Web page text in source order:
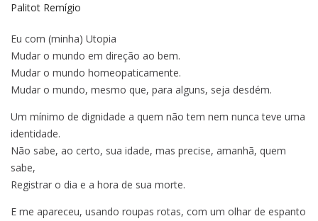
Palitot Remígio
Eu com (minha) Utopia
Mudar o mundo em direção ao bem.
Mudar o mundo homeopaticamente.
Mudar o mundo, mesmo que, para alguns, seja desdém.
Um mínimo de dignidade a quem não tem nem nunca teve uma
identidade.
Não sabe, ao certo, sua idade, mas precise, amanhã, quem
sabe,
Registrar o dia e a hora de sua morte.
E me apareceu, usando roupas rotas, com um olhar de espanto